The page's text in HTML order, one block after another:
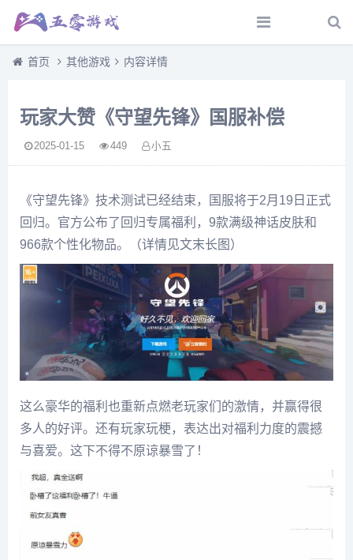
首页 其他游戏 内容详情
玩家大赞《守望先锋》国服补偿
2025-01-15 449 小五
《守望先锋》技术测试已经结束，国服将于2月19日正式
回归。官方公布了回归专属福利，9款满级神话皮肤和
966款个性化物品。（详情见文末长图）
这么豪华的福利也重新点燃老玩家们的激情，并赢得很
多人的好评。还有玩家玩梗，表达出对福利力度的震撼
与喜爱。这下不得不原谅暴雪了！